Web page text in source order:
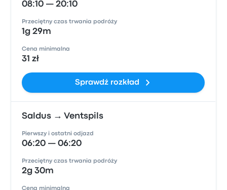
08:10 — 20:10
Przeciętny czas trwania podróży
1g 29m
Cena minimalna
31 zł
Sprawdź rozkład
Saldus → Ventspils
Pierwszy i ostatni odjazd
06:20 — 06:20
Przeciętny czas trwania podróży
2g 30m
Cena minimalna